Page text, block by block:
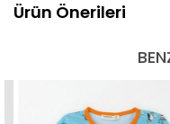
Ürün Önerileri